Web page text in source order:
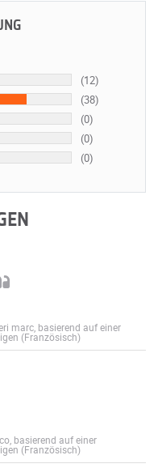
(12)
(38)
(0)
(0)
(0)
marc, basierend auf einer
(Französisch)
basierend auf einer
(Französisch)